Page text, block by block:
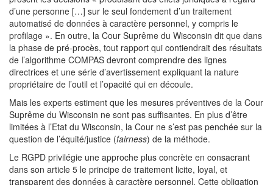
d’une personne […] sur le seul fondement d’un traitement
automatisé de données à caractère personnel, y compris le
profilage ». En outre, la Cour Suprême du Wisconsin dit que dans
la phase de pré-procès, tout rapport qui contiendrait des résultats
de l’algorithme COMPAS devront comprendre des lignes
directrices et une série d’avertissement expliquant la nature
propriétaire de l’outil et l’opacité qui en découle.
Mais les experts estiment que les mesures préventives de la Cour
Suprême du Wisconsin ne sont pas suffisantes. En plus d’être
limitées à l’Etat du Wisconsin, la Cour ne s’est pas penchée sur la
question de l’équité/justice (fairness) de la méthode.
Le RGPD privilégie une approche plus concrète en consacrant
dans son article 5 le principe de traitement licite, loyal, et
transparent des données à caractère personnel. Cette obligation